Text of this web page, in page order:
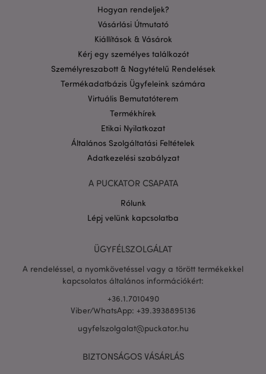
Hogyan rendeljek?
Vásárlási Útmutató
Kiállítások & Vásárok
Kérj egy személyes találkozót
Személyreszabott & Nagytételű Rendelések
Termékadatbázis Ügyfeleink számára
Virtuális Bemutatóterem
Termékhírek
Etikai Nyilatkozat
Általános Szolgáltatási Feltételek
Adatkezelési szabályzat
A PUCKATOR CSAPATA
Rólunk
Lépj velünk kapcsolatba
ÜGYFÉLSZOLGÁLAT
A rendeléssel, a nyomkövetéssel vagy a törött termékekkel
kapcsolatos általános információkért:
+36.1.7010490
Viber/WhatsApp: +39.3938895136
ugyfelszolgalat@puckator.hu
BIZTONSÁGOS VÁSÁRLÁS
A weboldal működéséhez feltétlenül szükséges sütik
lehetővé teszik a webhely alapvető funkcióit,
például a felhasználói bejelentkezést és a
fiókkezelést. A weboldal nem használható
megfelelően a feltétlenül szükséges sütik nélkül.
Név
Domain
CookieScriptConsent